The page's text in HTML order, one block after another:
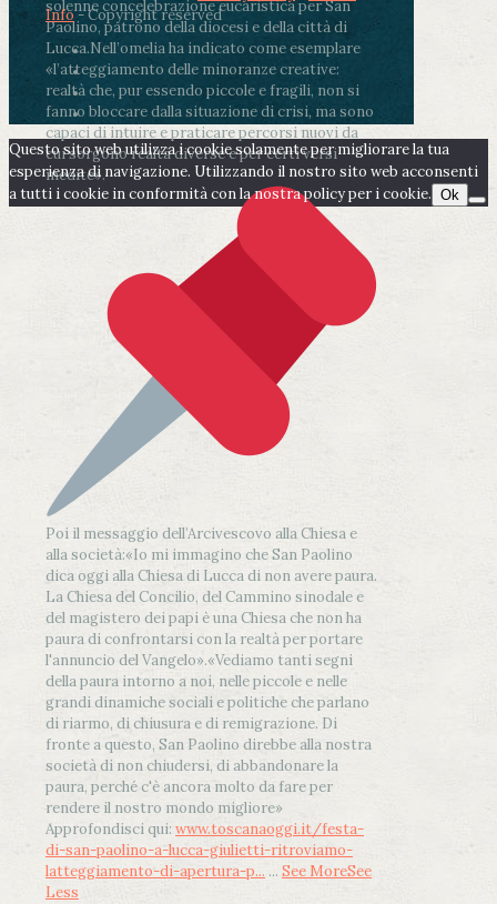
solenne concelebrazione eucaristica per San
Paolino, patrono della diocesi e della città di
Lucca.Nell’omelia ha indicato come esemplare
«l’atteggiamento delle minoranze creative:
realtà che, pur essendo piccole e fragili, non si
fanno bloccare dalla situazione di crisi, ma sono
capaci di intuire e praticare percorsi nuovi da
cui sorgono realtà diverse e per certi versi
inedite».
Poi il messaggio dell’Arcivescovo alla Chiesa e
alla società:«Io mi immagino che San Paolino
dica oggi alla Chiesa di Lucca di non avere paura.
La Chiesa del Concilio, del Cammino sinodale e
del magistero dei papi è una Chiesa che non ha
paura di confrontarsi con la realtà per portare
l'annuncio del Vangelo».«Vediamo tanti segni
della paura intorno a noi, nelle piccole e nelle
grandi dinamiche sociali e politiche che parlano
di riarmo, di chiusura e di remigrazione. Di
fronte a questo, San Paolino direbbe alla nostra
società di non chiudersi, di abbandonare la
paura, perché c'è ancora molto da fare per
rendere il nostro mondo migliore»
Approfondisci qui: www.toscanaoggi.it/festa-
di-san-paolino-a-lucca-giulietti-ritroviamo-
latteggiamento-di-apertura-p... ... See MoreSee
Less
Info- Copyright reserved
Questo sito web utilizza i cookie solamente per migliorare la tua
esperienza di navigazione. Utilizzando il nostro sito web acconsenti
a tutti i cookie in conformità con la nostra policy per i cookie. Ok